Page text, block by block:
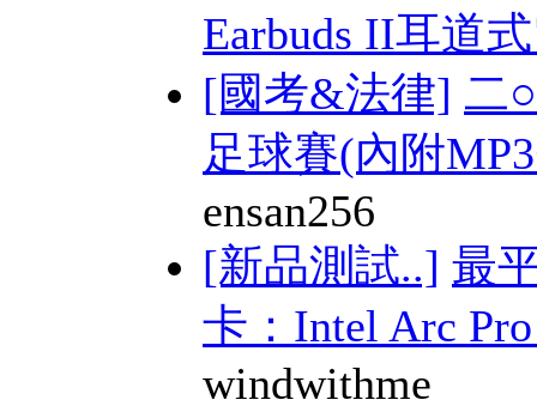
Earbuds II耳道
[國考&法律] 二
足球賽(內附
ensan256
[新品測試..] 最
卡：Intel Arc
windwithme